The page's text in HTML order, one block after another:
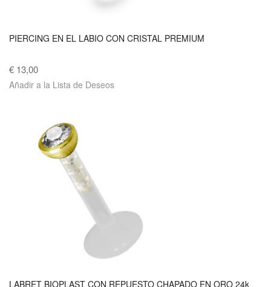
PIERCING EN EL LABIO CON CRISTAL PREMIUM
€ 13,00
Añadir a la Lista de Deseos
LABRET BIOPLAST CON REPUESTO CHAPADO EN ORO 24k